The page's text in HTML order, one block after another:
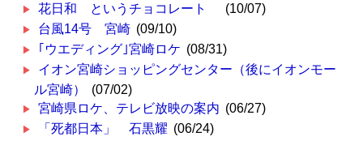
花日和 というチョコレート
(10/07)
台風14号 宮崎 (09/10)
｢ウエディング｣宮崎ロケ (08/31)
イオン宮崎ショッピングセンター（後にイオンモー
ル宮崎）
(07/02)
宮崎県ロケ、テレビ放映の案内 (06/27)
「死都日本」 石黒耀 (06/24)